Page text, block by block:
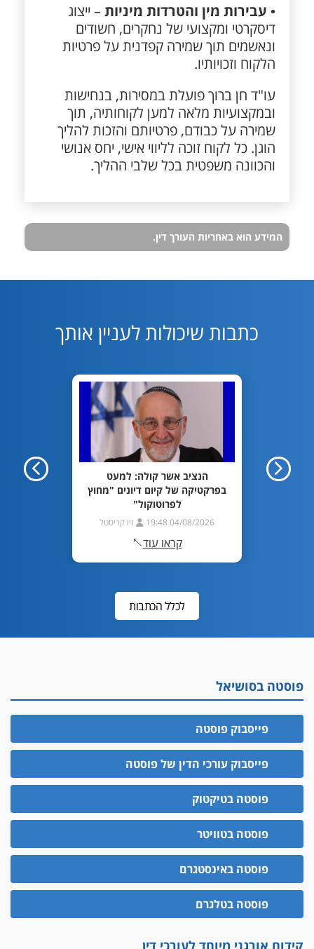
• עבירות מין והטרדות מיניות– ייצוג
דיסקרטי ומקצועי של נחקרים, חשודים
ונאשמים תוך שמירה קפדנית על פרטיות
הלקוח וזכויותיו.
עו"ד חן ברוך פועלת במסירות, בנחישות
ובמקצועיות מלאה למען לקוחותיה, תוך
שמירה על כבודם, פרטיותם והזכות להליך
הוגן. כל לקוח זוכה לליווי אישי, יחס אנושי
והכוונה משפטית בכל שלבי ההליך.
המידע הוא באחריות העורך דין.
כתבות שיכולות לעניין אותך
הנציב אשר קולה: למעט
בפרקטיקה של קיום דיונים "מחוץ
לפרוטוקול"
04/08/2026 19:48 זיו קריסטל
קראו עוד
מאסר
לכלל הכתבות
פוסטה בסושיאל
פייסבוק פוסטה
פייסבוק עורכי הדין של פוסטה
פוסטה בטיקטוק
פוסטה בטוויטר
פוסטה באינסטגרם
פוסטה בטלגרם
קידום אורגני מיוחד לעורכי דין